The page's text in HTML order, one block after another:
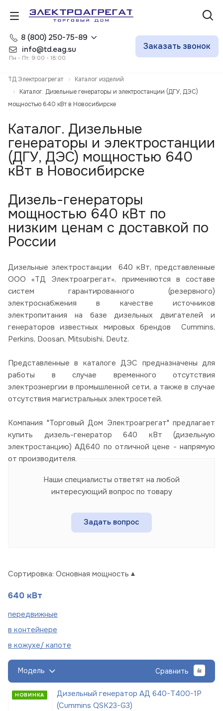
8 (800) 250-75-89
info@td.eag.su
Пн - Пт: 9:00 - 18:00
Заказать звонок
ТД Электроагрегат
Каталог изделий
Каталог. Дизельные генераторы и электростанции (ДГУ, ДЭС)
мощностью 640 кВт в Новосибирске
Каталог. Дизельные
генераторы и электростанции
(ДГУ, ДЭС) мощностью 640
кВт в Новосибирске
Дизель-генераторы
мощностью 640 кВт по
низким ценам с доставкой по
России
Дизельные электростанции 640 кВт, представленные
ООО «ТД Электроагрегат», применяются в составе
систем гарантированного (резервного)
электроснабжения в качестве источников
электропитания на базе дизельных двигателей и
генераторов известных мировых брендов Cummins,
Perkins, Doosan, Mitsubishi, Deutz.
Представленные в каталоге ДЭС предназначены для
работы в случае временного отсутствия
электроэнергии в промышленной сети, а также в случае
отсутствия магистральных электросетей.
Компания "Торговый Дом Электроагрегат" предлагает
купить дизель-генератор 640 кВт (дизельную
электростанцию) АД640 по отличной цене - напрямую
от производителя.
Наши специалисты ответят на любой
интересующий вопрос по товару
Задать вопрос
Сортировка: Основная мощность
640 кВт
передвижные
в контейнере
в кожухе/ капоте
Модель Сравнить
НОВИНКА
Дизельный генератор АД 640-Т400-1Р
(Cummins QSK23-G3)